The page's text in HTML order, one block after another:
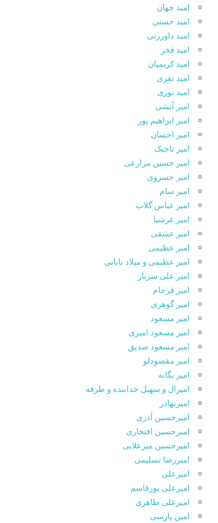
امید جهان
امید حسنی
امید داورزنی
امید فخر
امید کریمیان
امید نفری
امید نوری
امیر آتشی
امیر ابراهیم پور
امیر احسان
امیر تاجیک
امیر حسین مزارعی
امیر خسروی
امیر سام
امیر عباس گلاب
امیر عرشیا
امیر عشقی
امیر عظیمی
امیر عظیمی و میلاد بابایی
امیر علی سرباز
امیر فرجام
امیر گوهری
امیر مسعود
امیر مسعود امیری
امیر مسعود صدیق
امیر مقصودلو
امیر یگانه
امیرال و سهیل خدابنده و طرفه
امیربهادر
امیرحسین آذری
امیرحسین افتخاری
امیرحسین میرعلایی
امیررضا تسلیمی
امیرعلی
امیرعلی پورقاسم
امیرعلی طاهری
امین پارسی